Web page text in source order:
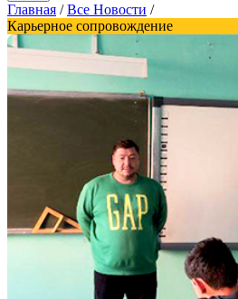
Главная /Все Новости /
Карьерное сопровождение